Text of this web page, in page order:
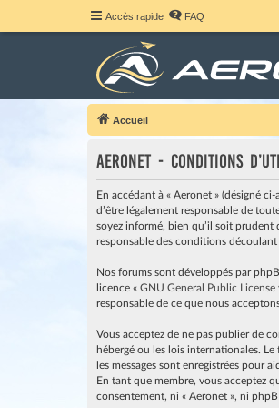
Accès rapide FAQ
Accueil
Aeronet - Conditions
En accédant à « Aeronet » (désigné
d’être légalement responsable de
soyez informé, bien qu’il soit prudent
responsable des conditions
Nos forums sont développés par
licence « GNU General Public License
responsable de ce que nous
Vous acceptez de ne pas publier de
hébergé ou les lois internationales.
les messages sont enregistrées pour
En tant que membre, vous acceptez
consentement, ni « Aeronet », ni